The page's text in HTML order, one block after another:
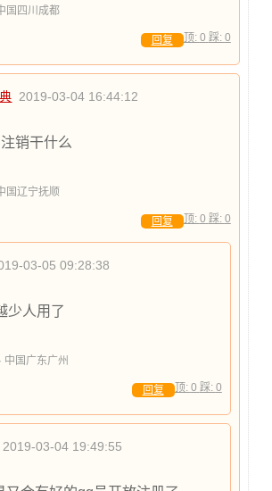
国四川成都
顶: 0 踩: 0
回复
2019-03-04 16:44:12
销干什么
国辽宁抚顺
顶: 0 踩: 0
回复
03-05 09:28:38
少人用了
中国广东广州
顶: 0 踩: 0
回复
2019-03-04 19:49:55